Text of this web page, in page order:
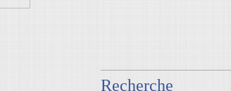
Recherche